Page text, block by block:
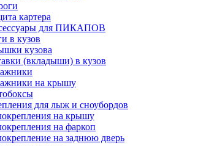
картера
для ПИКАПОВ
в кузов
кузова
(вкладыши) в кузов
на крышу
для лыж и сноубордов
на крышу
на фаркоп
на заднюю дверь